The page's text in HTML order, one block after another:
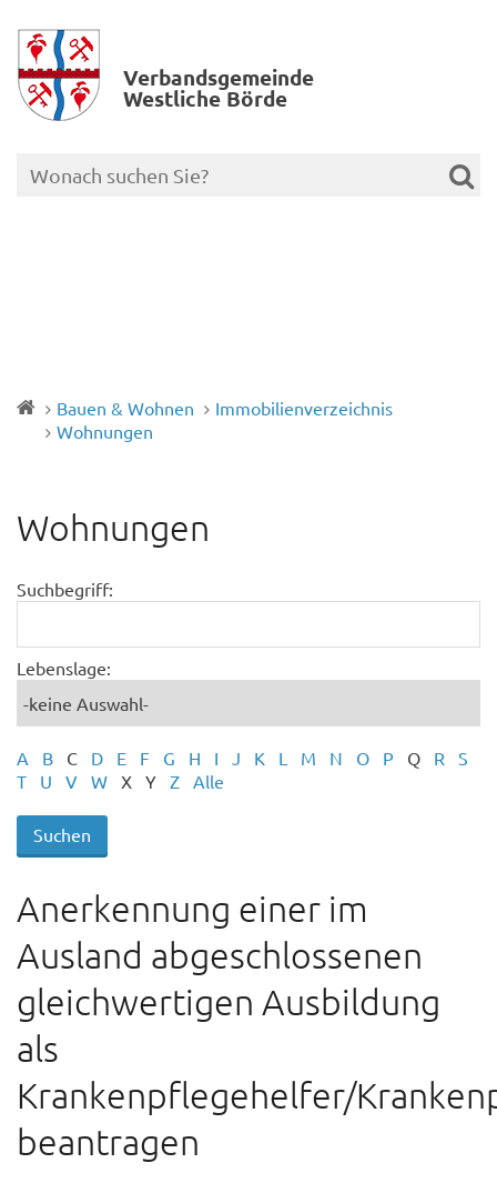
Verbands­gemeinde
Westliche Börde
Bauen & Wohnen
Immobilienverzeichnis
Wohnungen
Wohnungen
Suchbegriff:
Lebenslage:
A B C D E F G H I J K L M N O P Q R
S
T
U V W X Y Z Alle
Anerkennung einer im
Ausland abgeschlossenen
gleichwertigen Ausbildung
als
Krankenpflegehelfer/
beantragen